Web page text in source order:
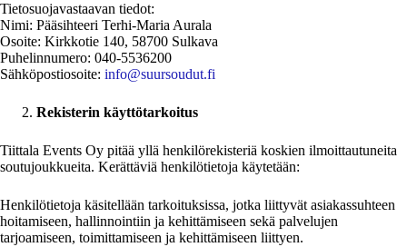
Tietosuojavastaavan tiedot:
Nimi: Pääsihteeri Terhi-Maria Aurala
Osoite: Kirkkotie 140, 58700 Sulkava
Puhelinnumero: 040-5536200
Sähköpostiosoite: info@suursoudut.fi
Rekisterin käyttötarkoitus
Tiittala Events Oy pitää yllä henkilörekisteriä koskien ilmoittautuneita
soutujoukkueita. Kerättäviä henkilötietoja käytetään:
Henkilötietoja käsitellään tarkoituksissa, jotka liittyvät asiakassuhteen
hoitamiseen, hallinnointiin ja kehittämiseen sekä palvelujen
tarjoamiseen, toimittamiseen ja kehittämiseen liittyen.